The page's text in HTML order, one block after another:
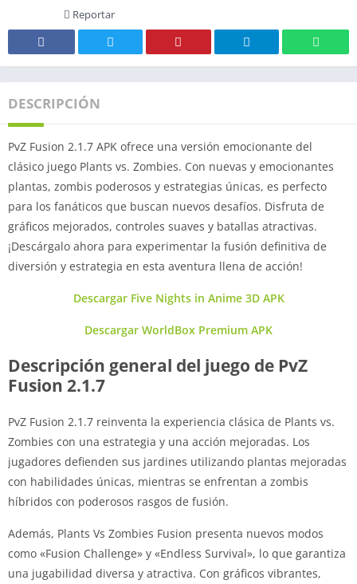
Reportar
DESCRIPCIÓN
PvZ Fusion 2.1.7 APK ofrece una versión emocionante del
clásico juego Plants vs. Zombies. Con nuevas y emocionantes
plantas, zombis poderosos y estrategias únicas, es perfecto
para los fanáticos que buscan nuevos desafíos. Disfruta de
gráficos mejorados, controles suaves y batallas atractivas.
¡Descárgalo ahora para experimentar la fusión definitiva de
diversión y estrategia en esta aventura llena de acción!
Descargar Five Nights in Anime 3D APK
Descargar WorldBox Premium APK
Descripción general del juego de PvZ
Fusion 2.1.7
PvZ Fusion 2.1.7 reinventa la experiencia clásica de Plants vs.
Zombies con una estrategia y una acción mejoradas. Los
jugadores defienden sus jardines utilizando plantas mejoradas
con habilidades únicas, mientras se enfrentan a zombis
híbridos con poderosos rasgos de fusión.
Además, Plants Vs Zombies Fusion presenta nuevos modos
como «Fusion Challenge» y «Endless Survival», lo que garantiza
una jugabilidad diversa y atractiva. Con gráficos vibrantes,